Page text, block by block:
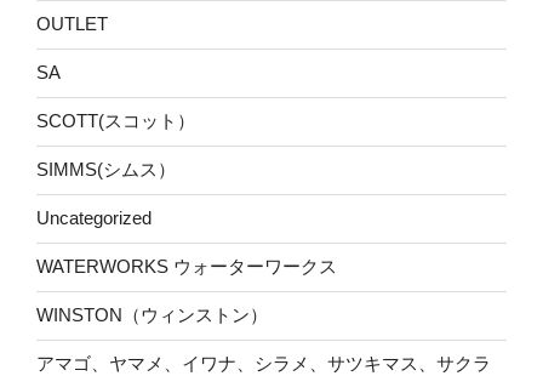
OUTLET
SA
SCOTT(スコット）
SIMMS(シムス）
Uncategorized
WATERWORKS ウォーターワークス
WINSTON（ウィンストン）
アマゴ、ヤマメ、イワナ、シラメ、サツキマス、サクラ